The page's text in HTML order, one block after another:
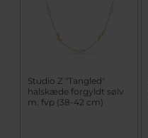
Studio Z "Tangled"
halskæde forgyldt sølv
m. fvp (38-42 cm)